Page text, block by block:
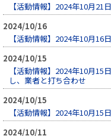
【活動情報】2024年10月21
2024/10/16
【活動情報】2024年10月16
2024/10/15
【活動情報】2024年10月
し、業者と打ち合わせ
2024/10/15
【活動情報】2024年10月15
2024/10/11